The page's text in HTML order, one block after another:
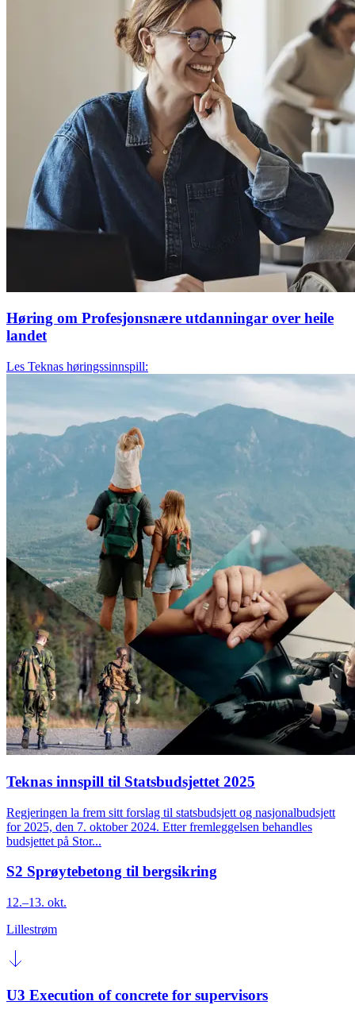
Høring om Profesjonsnære utdanningar over heile
landet
Les Teknas høringssinnspill:
Teknas innspill til Statsbudsjettet 2025
Regjeringen la frem sitt forslag til statsbudsjett og nasjonalbudsjett
for 2025, den 7. oktober 2024. Etter fremleggelsen behandles
budsjettet på Stor...
S2 Sprøytebetong til bergsikring
12.–13. okt.
Lillestrøm
U3 Execution of concrete for supervisors